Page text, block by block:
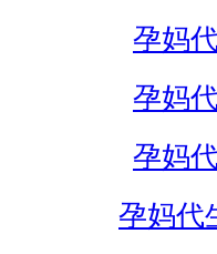
孕妈
孕妈
孕妈
孕妈代